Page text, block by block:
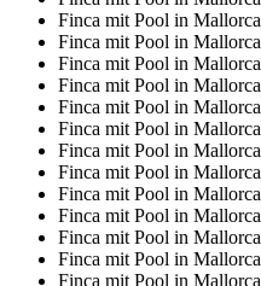
Finca mit Pool in Mallorca
Finca mit Pool in Mallorca
Finca mit Pool in Mallorca
Finca mit Pool in Mallorca
Finca mit Pool in Mallorca
Finca mit Pool in Mallorca
Finca mit Pool in Mallorca
Finca mit Pool in Mallorca
Finca mit Pool in Mallorca
Finca mit Pool in Mallorca
Finca mit Pool in Mallorca
Finca mit Pool in Mallorca
Finca mit Pool in Mallorca